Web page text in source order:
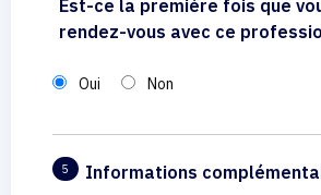
Est-ce la première fois que
rendez-vous avec ce
Oui Non
5 Informations